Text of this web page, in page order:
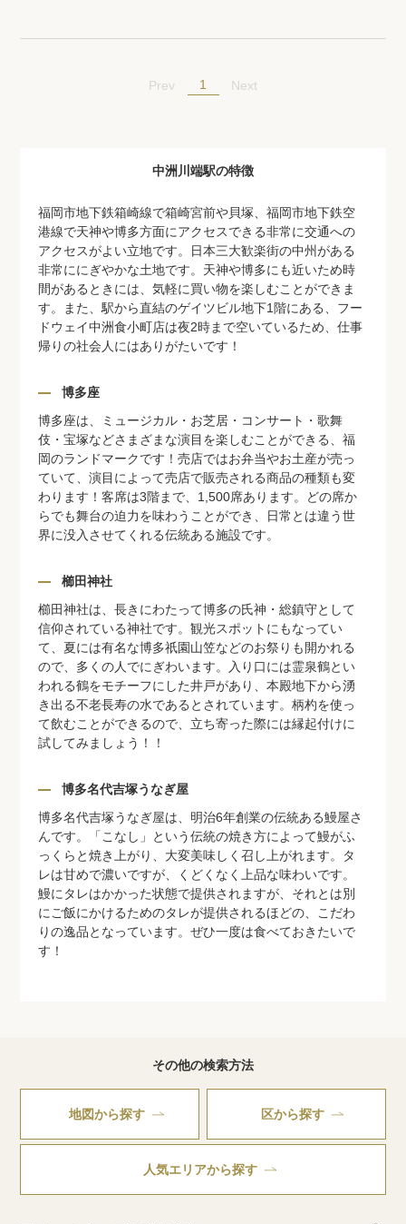
Prev 1 Next
中洲川端駅の特徴
福岡市地下鉄箱崎線で箱崎宮前や貝塚、福岡市地下鉄空
港線で天神や博多方面にアクセスできる非常に交通への
アクセスがよい立地です。日本三大歓楽街の中州がある
非常ににぎやかな土地です。天神や博多にも近いため時
間があるときには、気軽に買い物を楽しむことができま
す。また、駅から直結のゲイツビル地下1階にある、フー
ドウェイ中洲食小町店は夜2時まで空いているため、仕事
帰りの社会人にはありがたいです！
博多座
博多座は、ミュージカル・お芝居・コンサート・歌舞
伎・宝塚などさまざまな演目を楽しむことができる、福
岡のランドマークです！売店ではお弁当やお土産が売っ
ていて、演目によって売店で販売される商品の種類も変
わります！客席は3階まで、1,500席あります。どの席か
らでも舞台の迫力を味わうことができ、日常とは違う世
界に没入させてくれる伝統ある施設です。
櫛田神社
櫛田神社は、長きにわたって博多の氏神・総鎮守として
信仰されている神社です。観光スポットにもなってい
て、夏には有名な博多祇園山笠などのお祭りも開かれる
ので、多くの人でにぎわいます。入り口には霊泉鶴とい
われる鶴をモチーフにした井戸があり、本殿地下から湧
き出る不老長寿の水であるとされています。柄杓を使っ
て飲むことができるので、立ち寄った際には縁起付けに
試してみましょう！！
博多名代吉塚うなぎ屋
博多名代吉塚うなぎ屋は、明治6年創業の伝統ある鰻屋さ
んです。「こなし」という伝統の焼き方によって鰻がふ
っくらと焼き上がり、大変美味しく召し上がれます。タ
レは甘めで濃いですが、くどくなく上品な味わいです。
鰻にタレはかかった状態で提供されますが、それとは別
にご飯にかけるためのタレが提供されるほどの、こだわ
りの逸品となっています。ぜひ一度は食べておきたいで
す！
その他の検索方法
地図から探す 区から探す
人気エリアから探す